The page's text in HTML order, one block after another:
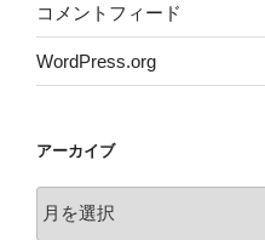
コメントフィード
WordPress.org
アーカイブ
ー